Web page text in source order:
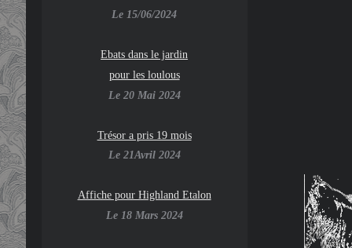
Le 15/06/2024
Ebats dans le jardin
pour les loulous
Le 20 Mai 2024
Trésor a pris 19 mois
Le 21Avril 2024
Affiche pour Highland Etalon
Le 18 Mars 2024